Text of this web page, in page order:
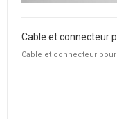
Cable et connecteur
Cable et connecteur pour